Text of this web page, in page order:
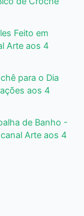
Feito em
Arte aos 4
para o Dia
aos 4
de Banho -
Arte aos 4